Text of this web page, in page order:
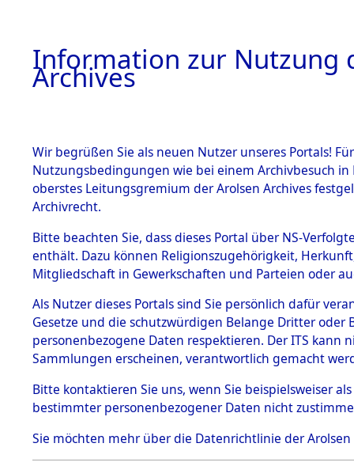
BESTÄNDE
1.
mente
5. Verschiedenes
5.3
Todesmärsche
5.3.1 Alliierte
Erhebungen
zu
Todesmärsch
en
5.3.2
und
0209
Information zur Nutzung
Archives
Wir begrüßen Sie als neuen Nutzer unseres Portals!
Nutzungsbedingungen wie bei einem Archivbesuch
oberstes Leitungsgremium der Arolsen Archives
Archivrecht.
Bitte beachten Sie, dass dieses Portal über NS-
enthält. Dazu können Religionszugehörigkeit,
Mitgliedschaft in Gewerkschaften und Parteien oder
Als Nutzer dieses Portals sind Sie persönlich dafür
Gesetze und die schutzwürdigen Belange Dritter
personenbezogene Daten respektieren. Der ITS
Sammlungen erscheinen, verantwortlich gemacht
Bitte kontaktieren Sie uns, wenn Sie beispielsweiser
bestimmter personenbezogener Daten nicht
Sie möchten mehr über die Datenrichtlinie der Arolsen